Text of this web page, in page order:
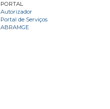
PORTAL
Autorizador
Portal de Serviços
ABRAMGE